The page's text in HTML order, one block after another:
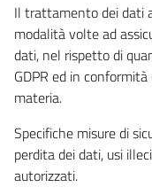
Il trattamento dei dati
modalità volte ad
dati, nel rispetto di
GDPR ed in
materia.
Specifiche misure di
perdita dei dati, usi
autorizzati.